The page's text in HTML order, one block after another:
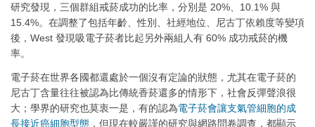
研究發現，三個群組戒菸成功的比率，分別是 20%、10.1% 與
15.4%。在調整了包括年齡、性別、社經地位、尼古丁依賴度等變項
後，West 發現吸電子菸者比起另外兩組人有 60% 成功戒菸的機
率。
電子菸在世界各國都還處於一個沒有定論的狀態，尤其在電子菸的
尼古丁含量往往被認為比傳統香菸還多的情形下，社會反彈聲浪很
大；學界的研究也莫衷一是，有的認為電子菸會讓支氣管細胞的成
長接近癌細胞型態 ，但現在較嚴謹的研究與網路問卷調查，都顯示